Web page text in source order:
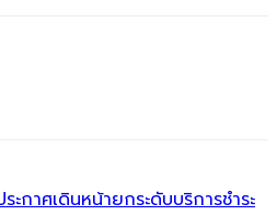
ะกาศเดินหน้ายกระดับบริการชำระ